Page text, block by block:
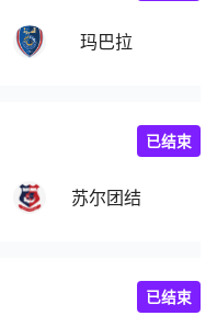
玛巴拉
苏尔团结
已结束
已结束